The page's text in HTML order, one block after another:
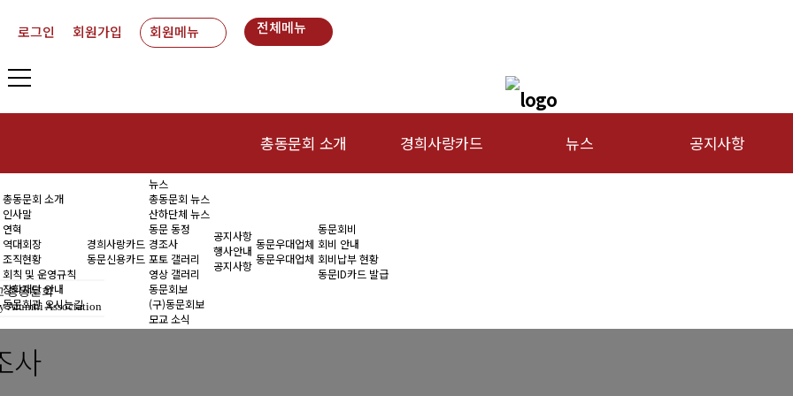
로그인 회원가입 회원메뉴 전체메뉴
총동문회 소개
연혁
역대회장
경희사랑카드 뉴스 공지사항
총동문회 소개
인사말
연혁
역대회장
조직현황
회칙 및 운영규칙
장학재단 안내
동문회관 오시는길
경희사랑카드
동문신용카드
뉴스
총동문회 뉴스
산하단체 뉴스
동문 동정
경조사
포토 갤러리
영상 갤러리
동문회보
(구)동문회보
모교 소식
공지사항
행사안내
공지사항
동문우대업체
동문우대업체
동문회비
회비 안내
회비납부 현황
동문ID카드 발급
총동문회
Alumni Association
사